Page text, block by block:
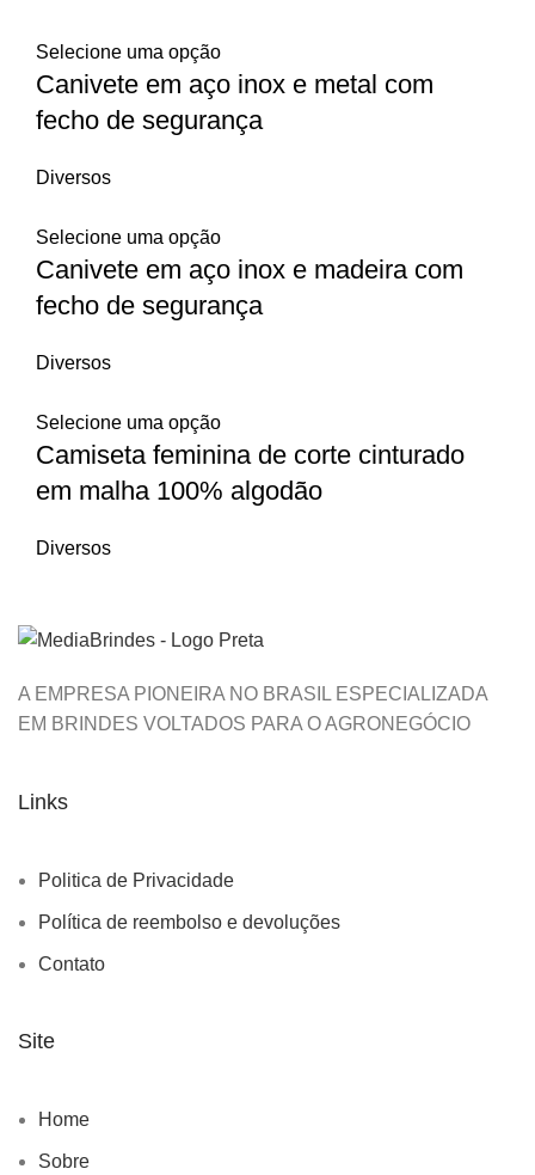
Selecione uma opção
Canivete em aço inox e metal com
fecho de segurança
Diversos
Selecione uma opção
Canivete em aço inox e madeira com
fecho de segurança
Diversos
Selecione uma opção
Camiseta feminina de corte cinturado
em malha 100% algodão
Diversos
A EMPRESA PIONEIRA NO BRASIL ESPECIALIZADA
EM BRINDES VOLTADOS PARA O AGRONEGÓCIO
Links
Politica de Privacidade
Política de reembolso e devoluções
Contato
Site
Home
Sobre